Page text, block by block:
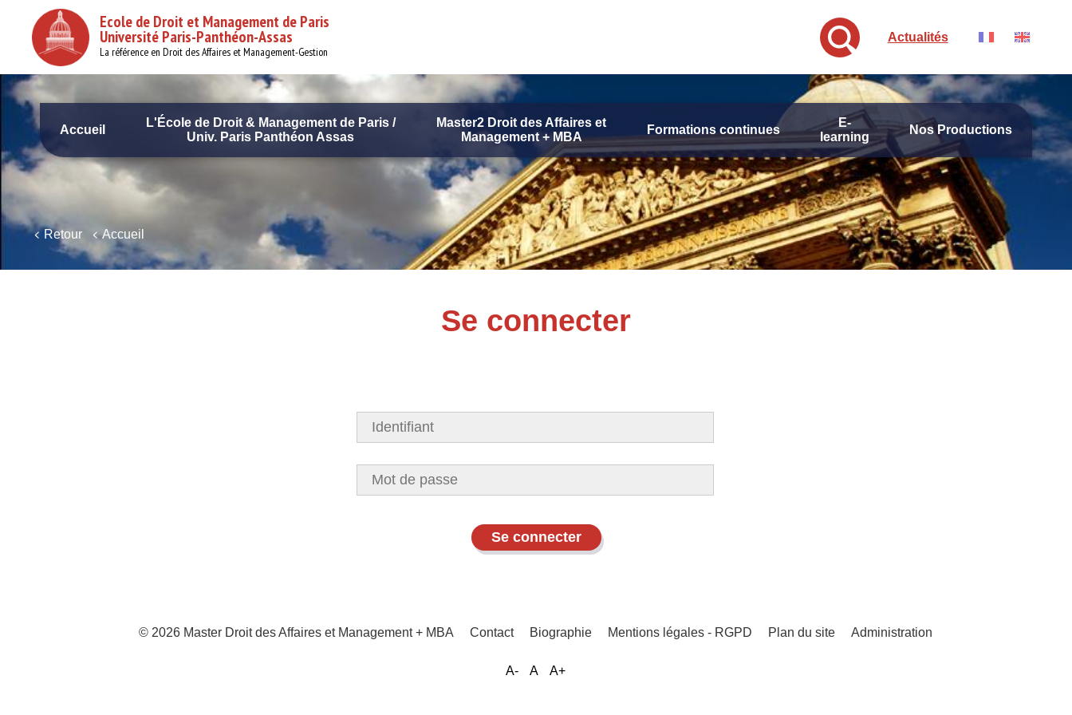
contenu
principal
Ecole de Droit et Management de Paris
Université Paris-Panthéon-Assas
La référence en Droit des Affaires et Management-Gestion
Actualités
Navigation
principale
Accueil
L'École de Droit & Management de Paris /
Univ. Paris Panthéon Assas
Master2 Droit des Affaires et
Management + MBA
Formations continues
E-
learning
Nos Productions
Onglets
principaux
Se connecter Réinitialiser votre mot de passe
Retour Accueil
Se connecter
© 2026 Master Droit des Affaires et Management + MBA
Menu
Contact Biographie Mentions légales - RGPD Plan du site Administration
A- A A+